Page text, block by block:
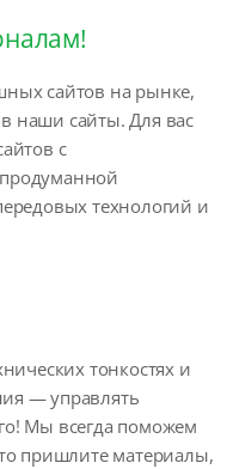
сайтов на рынке,
наши сайты. Для вас
с
технологий и
тонкостях и
— управлять
Мы всегда поможем
пришлите материалы,